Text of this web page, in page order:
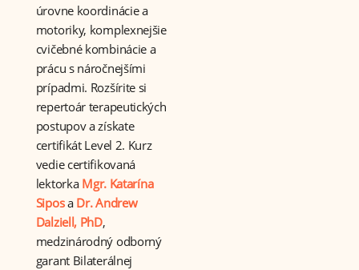
úrovne koordinácie a
motoriky, komplexnejšie
cvičebné kombinácie a
prácu s náročnejšími
prípadmi. Rozšírite si
repertoár terapeutických
postupov a získate
certifikát Level 2. Kurz
vedie certifikovaná
lektorka Mgr. Katarína
Siposa Dr. Andrew
Dalziell, PhD,
medzinárodný odborný
garant Bilaterálnej